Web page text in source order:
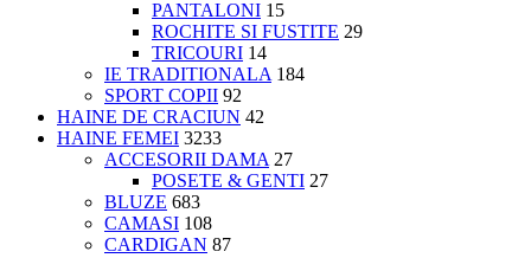
PANTALONI 15
ROCHITE SI FUSTITE 29
TRICOURI 14
IE TRADITIONALA 184
SPORT COPII 92
HAINE DE CRACIUN 42
HAINE FEMEI 3233
ACCESORII DAMA 27
POSETE & GENTI 27
BLUZE 683
CAMASI 108
CARDIGAN 87